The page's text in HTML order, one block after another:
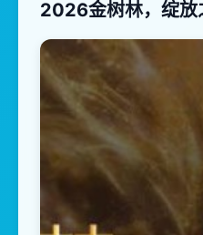
2026金树林，绽放